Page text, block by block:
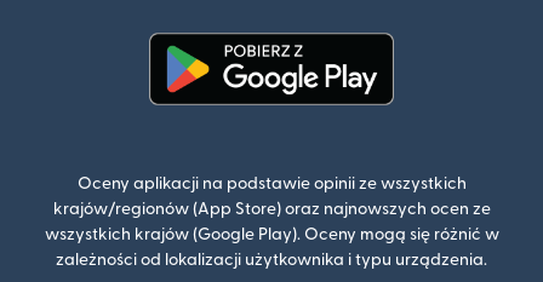
Oceny aplikacji na podstawie opinii ze wszystkich
krajów/regionów (App Store) oraz najnowszych ocen ze
wszystkich krajów (Google Play). Oceny mogą się różnić w
zależności od lokalizacji użytkownika i typu urządzenia.